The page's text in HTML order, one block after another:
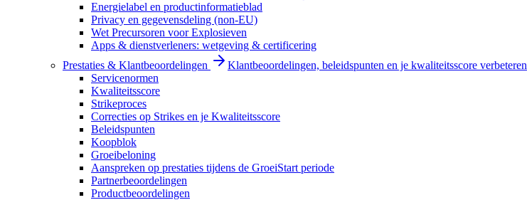
Energielabel en productinformatieblad
Privacy en gegevensdeling (non-EU)
Wet Precursoren voor Explosieven
Apps & dienstverleners: wetgeving & certificering
Prestaties & Klantbeoordelingen
Klantbeoordelingen, beleidspunten en je kwaliteitsscore verbeteren
Servicenormen
Kwaliteitsscore
Strikeproces
Correcties op Strikes en je Kwaliteitsscore
Beleidspunten
Koopblok
Groeibeloning
Aanspreken op prestaties tijdens de GroeiStart periode
Partnerbeoordelingen
Productbeoordelingen